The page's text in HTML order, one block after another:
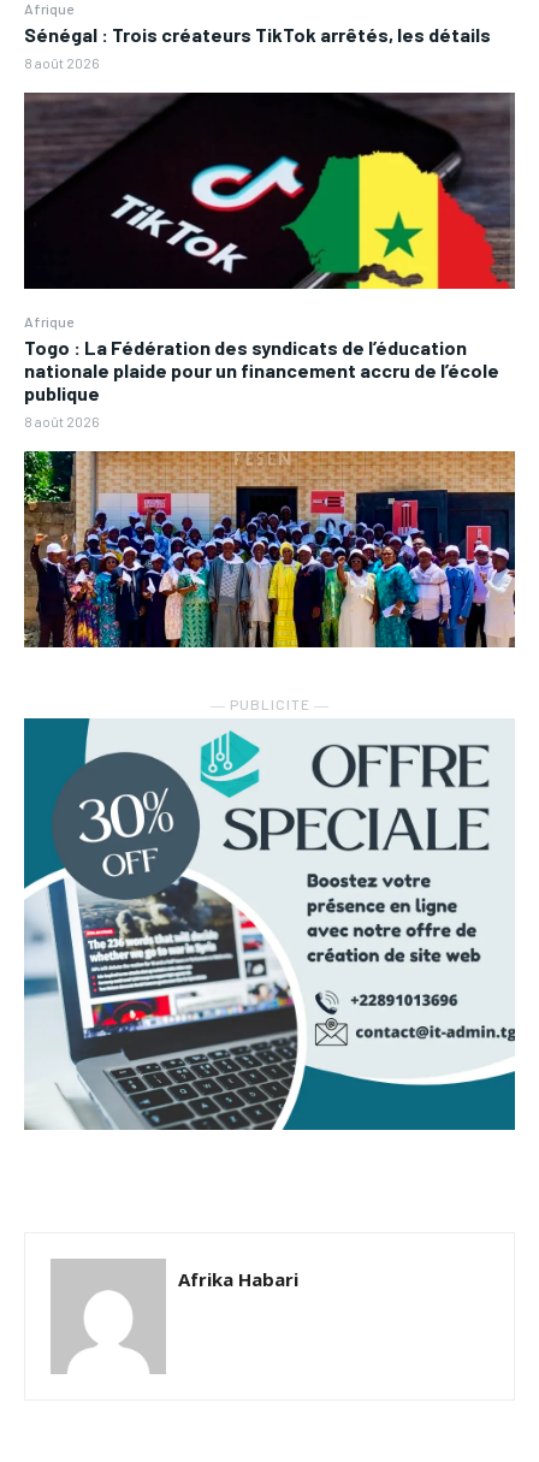
Afrique
Sénégal : Trois créateurs TikTok arrêtés, les détails
8 août 2026
Afrique
Togo : La Fédération des syndicats de l’éducation
nationale plaide pour un financement accru de l’école
publique
8 août 2026
― PUBLICITE ―
Afrika Habari